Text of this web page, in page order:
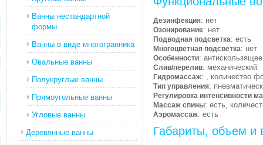
Ванны нестандартной
формы
Ванны в виде многогранника
Овальные ванны
Полукруглые ванны
Прямоугольные ванны
Угловые ванны
Деревянные ванны
Дезинфекция: нет
Озонирование: нет
Подводная подсветка: есть
Многоцветная подсветка: нет
Особенности:
Слив/перелив: механический
Гидромассаж: , количество
Тип управления:
Регулировка интенсивности
Массаж спины: есть,
Аэромассаж: есть
Габариты, объем и